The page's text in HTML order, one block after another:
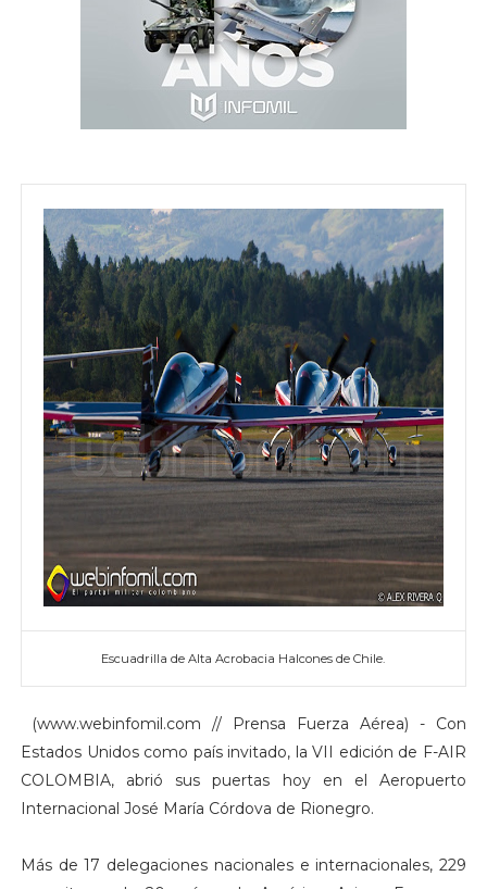
Escuadrilla de Alta Acrobacia Halcones de Chile.
(www.webinfomil.com // Prensa Fuerza Aérea) - Con
Estados Unidos como país invitado, la VII edición de F-AIR
COLOMBIA, abrió sus puertas hoy en el Aeropuerto
Internacional José María Córdova de Rionegro.
Más de 17 delegaciones nacionales e internacionales, 229